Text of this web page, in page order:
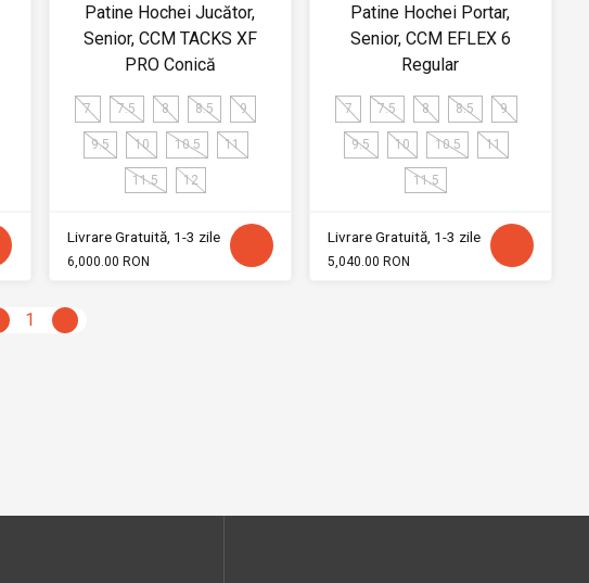
Patine Hochei Jucător,
Senior, CCM TACKS XF
PRO Conică
7 7.5 8 8.5 9
9.5 10 10.5 11
11.5 12
Livrare Gratuită, 1-3 zile
6,000.00 RON
Patine Hochei Portar,
Senior, CCM EFLEX 6
Regular
7 7.5 8 8.5 9
9.5 10 10.5 11
11.5
Livrare Gratuită, 1-3 zile
5,040.00 RON
1